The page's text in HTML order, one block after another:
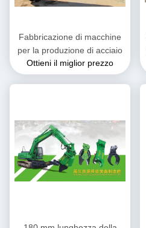
Fabbricazione di macchine
per la produzione di acciaio
Ottieni il miglior prezzo